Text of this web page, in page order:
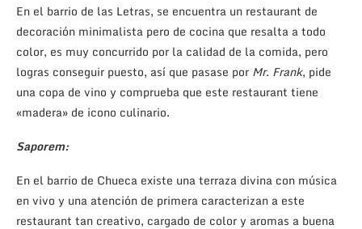
En el barrio de las Letras, se encuentra un restaurant de
decoración minimalista pero de cocina que resalta a todo
color, es muy concurrido por la calidad de la comida, pero
logras conseguir puesto, así que pasase por Mr. Frank, pide
una copa de vino y comprueba que este restaurant tiene
«madera» de icono culinario.
Saporem:
En el barrio de Chueca existe una terraza divina con música
en vivo y una atención de primera caracterizan a este
restaurant tan creativo, cargado de color y aromas a buena